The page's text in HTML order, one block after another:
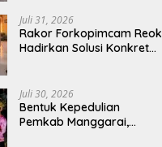
Sekolah, Warga Desak
Bupati Manggarai Timur
Bertindak
Juli 31, 2026
Rakor Forkopimcam Reok
Hadirkan Solusi Konkret
Juli 30, 2026
Bentuk Kepedulian
Pemkab Manggarai,